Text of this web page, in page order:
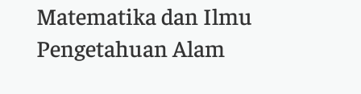
Matematika dan Ilmu
Pengetahuan Alam